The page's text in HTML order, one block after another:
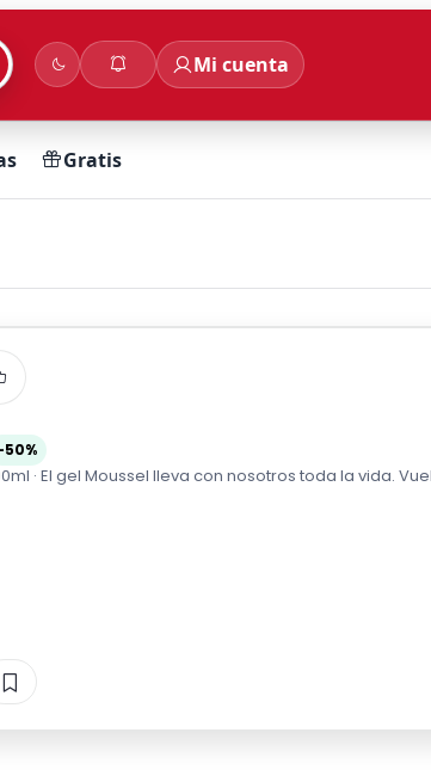
Mi cuenta
Gratis
50%
· El gel Moussel lleva con nosotros toda la vida.